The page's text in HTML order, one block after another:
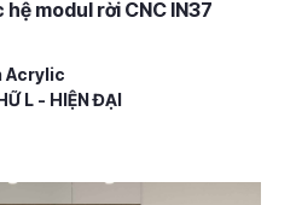
modul rời CNC IN37
Acrylic
L - HIỆN ĐẠI